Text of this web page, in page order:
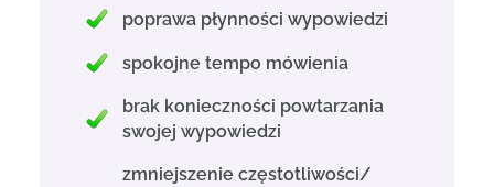
poprawa płynności wypowiedzi
spokojne tempo mówienia
brak konieczności powtarzania
swojej wypowiedzi
zmniejszenie częstotliwości/